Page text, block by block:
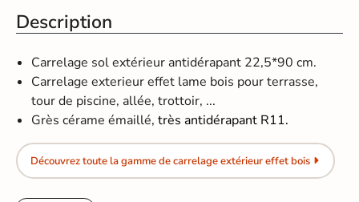
Description
Carrelage sol extérieur antidérapant 22,5*90 cm.
Carrelage exterieur effet lame bois pour terrasse,
tour de piscine, allée, trottoir, ...
Grès cérame émaillé,très antidérapant R11.
Découvrez toute la gamme de carrelage extérieur effet bois